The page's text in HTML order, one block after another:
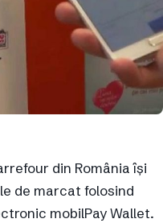
din România își
de marcat folosind
mobilPay Wallet.